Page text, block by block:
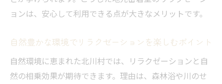
口コミや体験談から学ぶリラクゼーション
選び
心身の悩みに寄り添うリラクゼーションの
ライフスタイルに合わせたリラクゼーショ
ョンは、安心して利用できる点が大きなメリットです。
自然豊かな環境でリラクゼーションを楽しむポイント
自然環境に恵まれた北川村では、リラクゼーションと自
然の相乗効果が期待できます。理由は、森林浴や川のせ